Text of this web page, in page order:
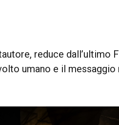
reduce dall’ultimo
umano e il